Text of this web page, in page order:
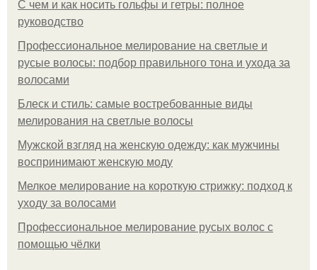
С чем и как носить гольфы и гетры: полное
руководство
Профессиональное мелирование на светлые и
русые волосы: подбор правильного тона и ухода за
волосами
Блеск и стиль: самые востребованные виды
мелирования на светлые волосы
Мужской взгляд на женскую одежду: как мужчины
воспринимают женскую моду
Мелкое мелирование на короткую стрижку: подход к
уходу за волосами
Профессиональное мелирование русых волос с
помощью чёлки